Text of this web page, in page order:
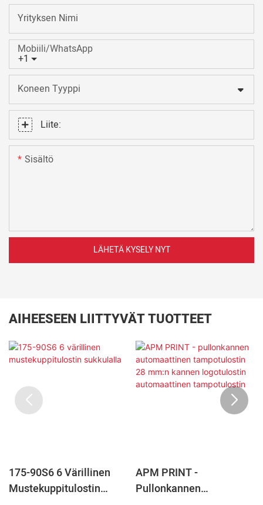
Yrityksen Nimi
+1
Mobiili/WhatsApp
Koneen Tyyppi
Liite:
Sisältö
LÄHETÄ KYSELY NYT
AIHEESEEN LIITTYVÄT TUOTTEET
175-90S6 6 Värillinen
Mustekuppitulostin
APM PRINT -
Pullonkannen